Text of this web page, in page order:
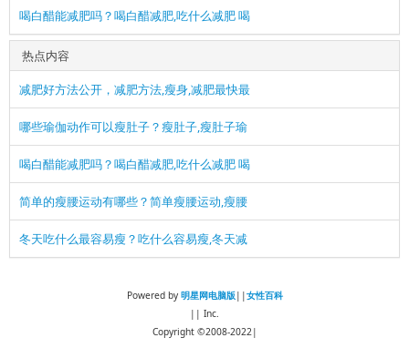
喝白醋能减肥吗？喝白醋减肥,吃什么减肥 喝
热点内容
减肥好方法公开，减肥方法,瘦身,减肥最快最
哪些瑜伽动作可以瘦肚子？瘦肚子,瘦肚子瑜
喝白醋能减肥吗？喝白醋减肥,吃什么减肥 喝
简单的瘦腰运动有哪些？简单瘦腰运动,瘦腰
冬天吃什么最容易瘦？吃什么容易瘦,冬天减
Powered by 明星网电脑版||女性百科
|| Inc.
Copyright ©2008-2022|